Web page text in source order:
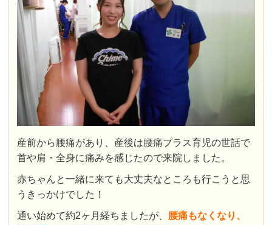
産前から腰痛があり、産後は腰痛プラス育児の世話で
首や肩・全身に痛みを感じたので来院しました。
赤ちゃんと一緒に来ても大丈夫なところも行こうと思
うきっかけでした！
通い始めて約2ヶ月経ちましたが、 腰痛もなくなり、